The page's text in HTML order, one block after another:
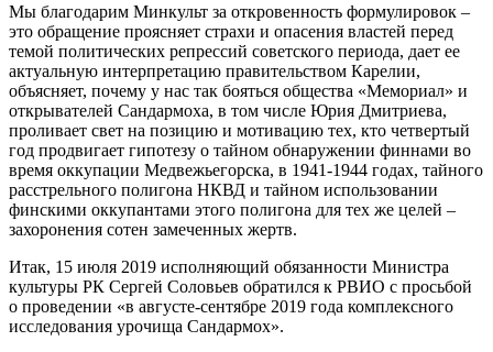
Мы благодарим Минкульт за откровенность формулировок –
это обращение проясняет страхи и опасения властей перед
темой политических репрессий советского периода, дает ее
актуальную интерпретацию правительством Карелии,
объясняет, почему у нас так бояться общества «Мемориал» и
открывателей Сандармоха, в том числе Юрия Дмитриева,
проливает свет на позицию и мотивацию тех, кто четвертый
год продвигает гипотезу о тайном обнаружении финнами во
время оккупации Медвежьегорска, в 1941-1944 годах, тайного
расстрельного полигона НКВД и тайном использовании
финскими оккупантами этого полигона для тех же целей –
захоронения сотен замеченных жертв.
Итак, 15 июля 2019 исполняющий обязанности Министра
культуры РК Сергей Соловьев обратился к РВИО с просьбой
о проведении «в августе-сентябре 2019 года комплексного
исследования урочища Сандармох».